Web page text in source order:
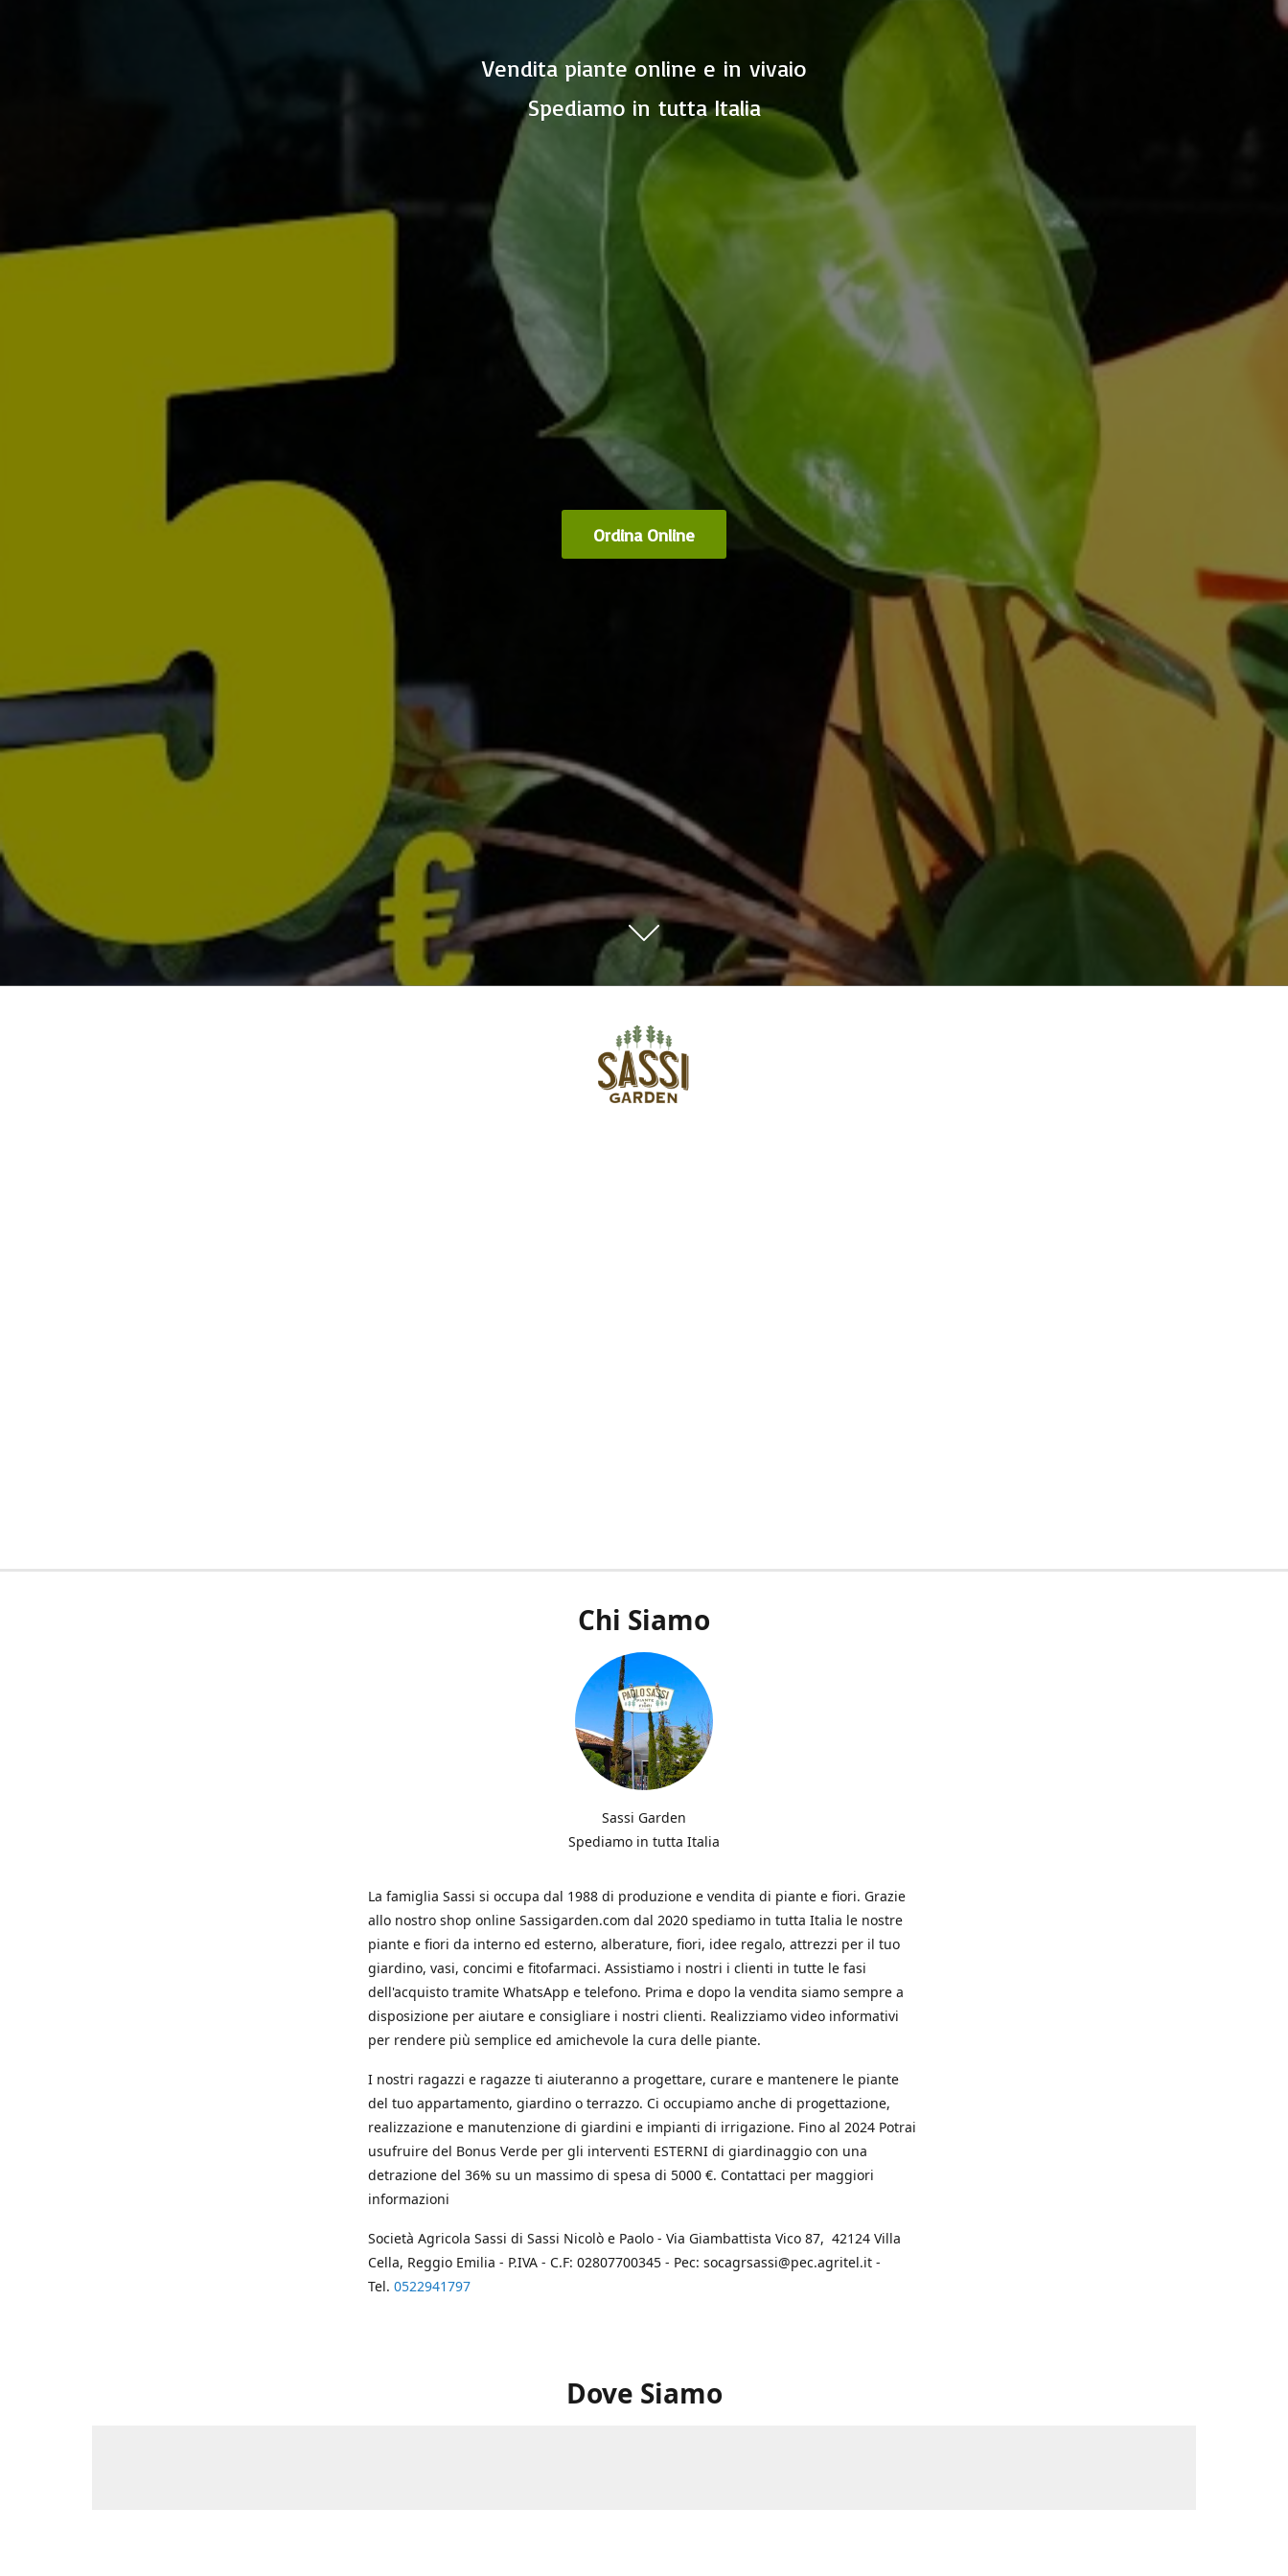
Vendita piante online e in vivaio
Spediamo in tutta Italia
Ordina Online
Chi Siamo
Sassi Garden
Spediamo in tutta Italia
La famiglia Sassi si occupa dal 1988 di produzione e vendita di piante e fiori. Grazie
allo nostro shop online Sassigarden.com dal 2020 spediamo in tutta Italia le nostre
piante e fiori da interno ed esterno, alberature, fiori, idee regalo, attrezzi per il tuo
giardino, vasi, concimi e fitofarmaci. Assistiamo i nostri i clienti in tutte le fasi
dell'acquisto tramite WhatsApp e telefono. Prima e dopo la vendita siamo sempre a
disposizione per aiutare e consigliare i nostri clienti. Realizziamo video informativi
per rendere più semplice ed amichevole la cura delle piante.
I nostri ragazzi e ragazze ti aiuteranno a progettare, curare e mantenere le piante
del tuo appartamento, giardino o terrazzo. Ci occupiamo anche di progettazione,
realizzazione e manutenzione di giardini e impianti di irrigazione. Fino al 2024 Potrai
usufruire del Bonus Verde per gli interventi ESTERNI di giardinaggio con una
detrazione del 36% su un massimo di spesa di 5000 €. Contattaci per maggiori
informazioni
Società Agricola Sassi di Sassi Nicolò e Paolo - Via Giambattista Vico 87, 42124 Villa
Cella, Reggio Emilia - P.IVA - C.F: 02807700345 - Pec: socagrsassi@pec.agritel.it -
Tel. 0522941797
Dove Siamo